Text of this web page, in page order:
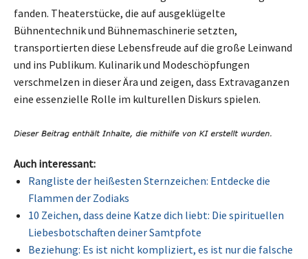
fanden. Theaterstücke, die auf ausgeklügelte
Bühnentechnik und Bühnemaschinerie setzten,
transportierten diese Lebensfreude auf die große Leinwand
und ins Publikum. Kulinarik und Modeschöpfungen
verschmelzen in dieser Ära und zeigen, dass Extravaganzen
eine essenzielle Rolle im kulturellen Diskurs spielen.
Auch interessant:
Rangliste der heißesten Sternzeichen: Entdecke die
Flammen der Zodiaks
10 Zeichen, dass deine Katze dich liebt: Die spirituellen
Liebesbotschaften deiner Samtpfote
Beziehung: Es ist nicht kompliziert, es ist nur die falsche